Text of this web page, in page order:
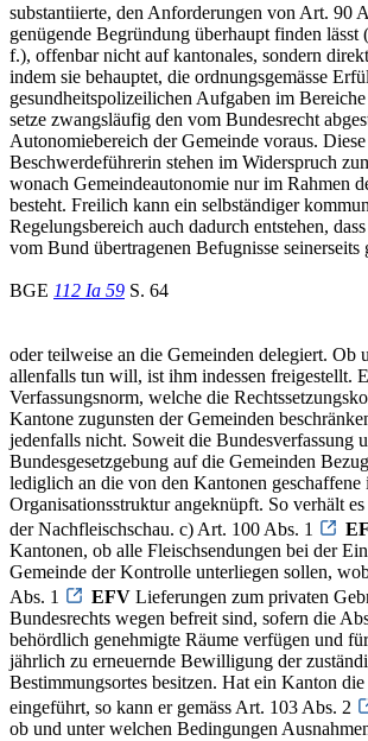
substantiierte, den Anforderungen von Art. 90
genügende Begründung überhaupt finden
f.), offenbar nicht auf kantonales, sondern
indem sie behauptet, die ordnungsgemässe
gesundheitspolizeilichen Aufgaben im
setze zwangsläufig den vom Bundesrecht
Autonomiebereich der Gemeinde voraus.
Beschwerdeführerin stehen im Widerspruch
wonach Gemeindeautonomie nur im Rahmen
besteht. Freilich kann ein selbständiger
Regelungsbereich auch dadurch entstehen,
vom Bund übertragenen Befugnisse seinerseits
BGE 112 Ia 59 S. 64
oder teilweise an die Gemeinden delegiert. Ob
allenfalls tun will, ist ihm indessen freigestellt.
Verfassungsnorm, welche die
Kantone zugunsten der Gemeinden
jedenfalls nicht. Soweit die Bundesverfassung
Bundesgesetzgebung auf die Gemeinden
lediglich an die von den Kantonen geschaffene
Organisationsstruktur angeknüpft. So verhält
der Nachfleischschau. c) Art. 100 Abs. 1
Kantonen, ob alle Fleischsendungen bei der
Gemeinde der Kontrolle unterliegen sollen,
Abs. 1
EFV Lieferungen zum privaten
Bundesrechts wegen befreit sind, sofern die
behördlich genehmigte Räume verfügen und
jährlich zu erneuernde Bewilligung der
Bestimmungsortes besitzen. Hat ein Kanton
eingeführt, so kann er gemäss Art. 103 Abs. 2
ob und unter welchen Bedingungen